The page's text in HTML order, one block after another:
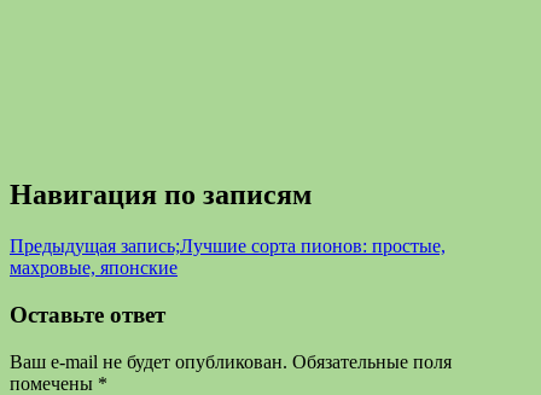
Навигация по записям
Предыдущая запись;Лучшие сорта пионов: простые,
махровые, японские
Оставьте ответ
Ваш e-mail не будет опубликован. Обязательные поля
помечены *